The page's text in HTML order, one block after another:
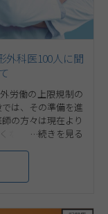
外科医100人に聞
労働の上限規制の
は、その準備を進
の方々は現在より
なるためには、ど
よる受け止め方の